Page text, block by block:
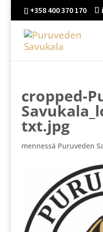
+358 400 370 170
cropped-
txt.jpg
mennessä Puruveden